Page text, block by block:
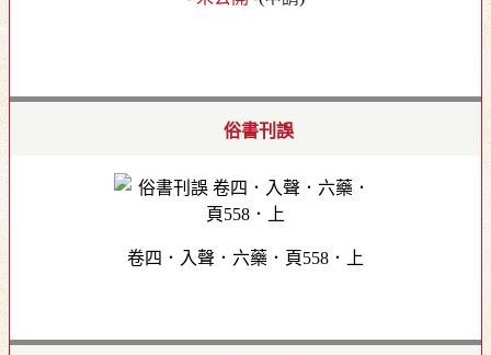
俗書刊誤
卷四．入聲．六藥．頁558．上